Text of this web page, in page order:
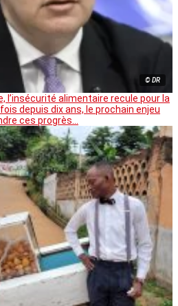
© DR
l’insécurité alimentaire recule pour la
depuis dix ans, le prochain enjeu
ces progrès…